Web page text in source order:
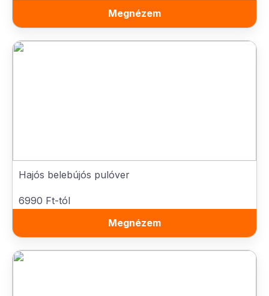
Megnézem
Hajós belebújós pulóver
6990 Ft-tól
Megnézem